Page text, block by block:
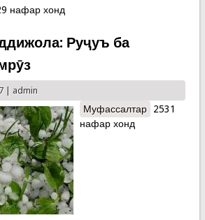
муштараки аэровизуалии кўлҳои
нафар хонд
Руҷуъ ба
| admin
Муфассалтаро Хадамоти
2531
нафар хонд